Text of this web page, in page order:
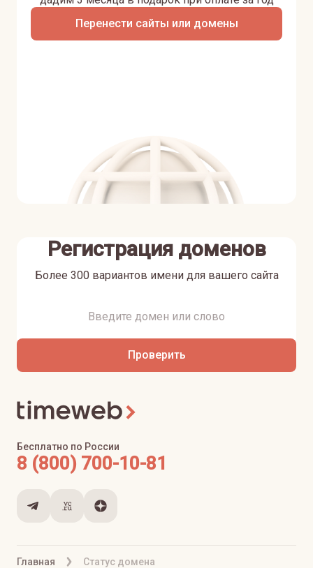
Перенести сайты или домены
Регистрация доменов
Более 300 вариантов имени для вашего сайта
Проверить
Главная Статус домена
Бесплатно по России
8 (800) 700-10-81